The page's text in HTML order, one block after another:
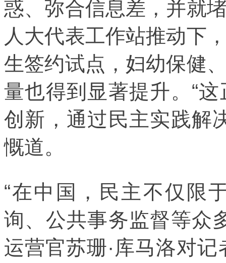
惑、弥合信息差，并就
人大代表工作站推动下
生签约试点，妇幼保健
量也得到显著提升。“
创新，通过民主实践解
慨道。
“在中国，民主不仅限
询、公共事务监督等众
运营官苏珊·库马洛对